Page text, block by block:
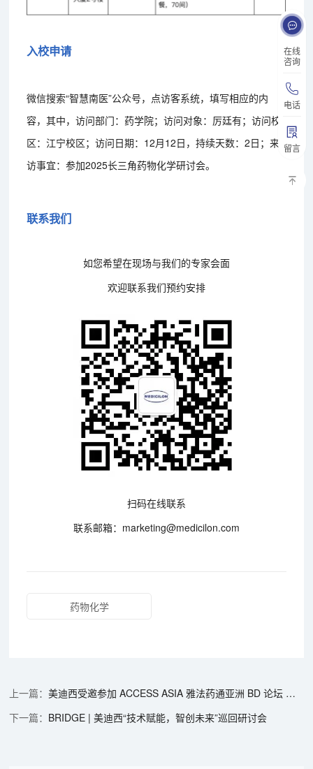
在线
咨询
电话
留言
入校申请
微信搜索“智慧南医”公众号，点访客系统，填写相应的内
容，其中，访问部门：药学院；访问对象：厉廷有；访问校
区：江宁校区；访问日期：12月12日，持续天数：2日；来
访事宜：参加2025长三角药物化学研讨会。
联系我们
如您希望在现场与我们的专家会面
欢迎联系我们预约安排
扫码在线联系
联系邮箱：marketing@medicilon.com
药物化学
美迪西受邀参加 ACCESS ASIA 雅法药通亚洲 BD 论坛 @ JPM 2026
BRIDGE | 美迪西“技术赋能，智创未来”巡回研讨会